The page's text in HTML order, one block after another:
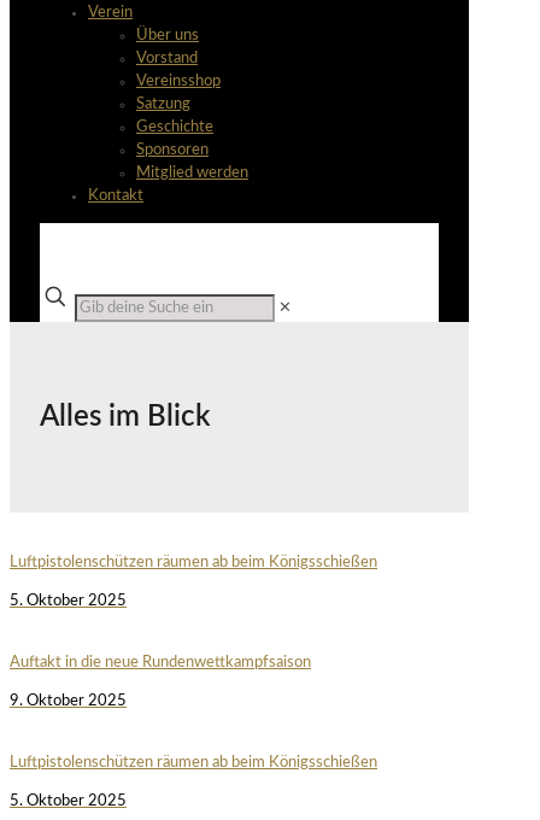
Verein
Über uns
Vorstand
Vereinsshop
Satzung
Geschichte
Sponsoren
Mitglied werden
Kontakt
✕
Alles im Blick
Luftpistolenschützen räumen ab beim Königsschießen
5. Oktober 2025
Auftakt in die neue Rundenwettkampfsaison
9. Oktober 2025
Luftpistolenschützen räumen ab beim Königsschießen
5. Oktober 2025